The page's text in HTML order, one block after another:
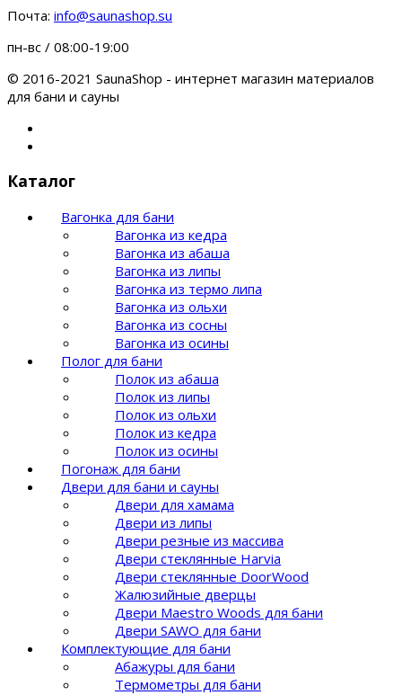
Почта: info@saunashop.su
пн-вс / 08:00-19:00
© 2016-2021 SaunaShop - интернет магазин материалов
для бани и сауны
Каталог
Вагонка для бани
Вагонка из кедра
Вагонка из абаша
Вагонка из липы
Вагонка из термо липа
Вагонка из ольхи
Вагонка из сосны
Вагонка из осины
Полог для бани
Полок из абаша
Полок из липы
Полок из ольхи
Полок из кедра
Полок из осины
Погонаж для бани
Двери для бани и сауны
Двери для хамама
Двери из липы
Двери резные из массива
Двери стеклянные Harvia
Двери стеклянные DoorWood
Жалюзийные дверцы
Двери Maestro Woods для бани
Двери SAWO для бани
Комплектующие для бани
Абажуры для бани
Термометры для бани